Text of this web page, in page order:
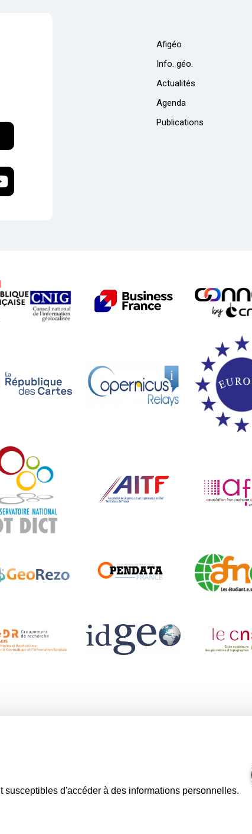
Afigéo
Info. géo.
Actualités
Agenda
Publications
d'accéder à des informations personnelles.